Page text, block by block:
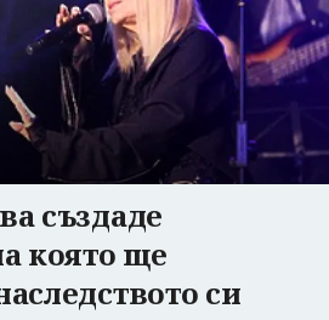
създаде
която ще
си